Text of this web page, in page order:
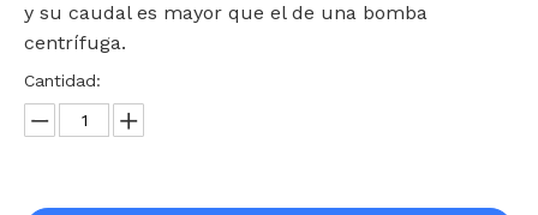
y su caudal es mayor que el de una bomba
centrífuga.
Cantidad: